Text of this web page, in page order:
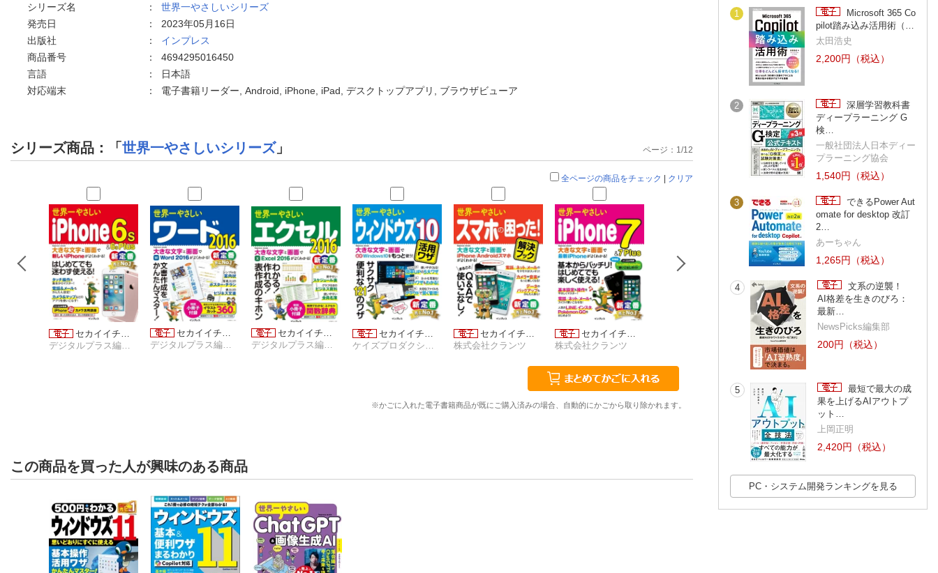
シリーズ名
： 世界一やさしいシリーズ
発売日
： 2023年05月16日
出版社
： インプレス
商品番号
： 4694295016450
言語
：
日本語
対応端末
： 電子書籍リーダー, Android, iPhone, iPad, デスクトップアプリ, ブラウザビューア
シリーズ商品：「世界一やさしいシリーズ」 ページ：1/12
全ページの商品をチェック | クリア
セカイイチ…
セカイイチ…
セカイイチ…
セカイイチ…
セカイイチ…
株式会社クランツ
セカイイチ…
株式会社クランツ
セカイイチ…
タトラエディット
セカイイチ
リブロワークス
※かごに入れた電子書籍商品が既にご購入済みの場合、自動的にかごから取り除かれます。
この商品を買った人が興味のある商品
1
Microsoft 365 Co
pilot踏み込み活用術（…
太田浩史
2,200円（税込）
2
深層学習教科書
ディープラーニング G
検…
一般社団法人日本ディー
プラーニング協会
1,540円（税込）
3
できるPower Aut
omate for desktop 改訂
2…
あーちゃん
1,265円（税込）
4
文系の逆襲！
AI格差を生きのびろ：
最新…
NewsPicks編集部
200円（税込）
5
最短で最大の成
果を上げるAIアウトプ
ット…
上岡正明
2,420円（税込）
PC・システム開発ランキングを見る